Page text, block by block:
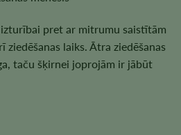
pret ar mitrumu saistītām
ziedēšanas laiks. Ātra ziedēšanas
taču šķirnei joprojām ir jābūt